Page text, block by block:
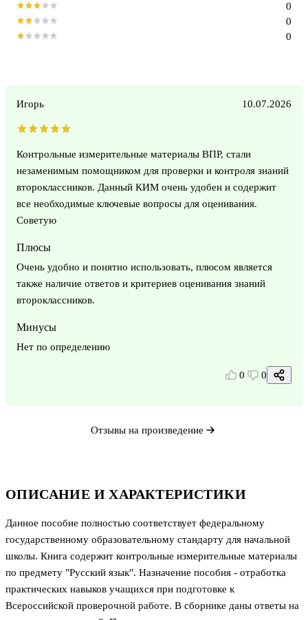
ОПИСАНИЕ И ХАРАКТЕРИСТИКИ
Данное пособие полностью соответствует федеральному
государственному образовательному стандарту для начальной
школы. Книга содержит контрольные измерительные материалы
по предмету "Русский язык". Назначение пособия - отработка
практических навыков учащихся при подготовке к
Всероссийской проверочной работе. В сборнике даны ответы на
0
0
0
Игорь 10.07.2026
Контрольные измерительные материалы ВПР, стали
незаменимым помощником для проверки и контроля знаний
второклассников. Данный КИМ очень удобен и содержит
все необходимые ключевые вопросы для оценивания.
Советую
Плюсы
Очень удобно и понятно использовать, плюсом является
также наличие ответов и критериев оценивания знаний
второклассников.
Минусы
Нет по определению
0 0
Отзывы на произведение